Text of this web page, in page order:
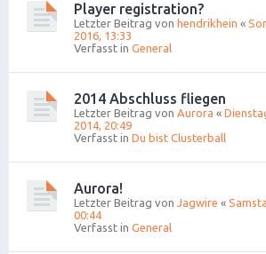
Player registration?
Letzter Beitrag von hendrikhein «
2016, 13:33
Verfasst in General
2014 Abschluss fliegen
Letzter Beitrag von Aurora «
2014, 20:49
Verfasst in Du bist Clusterball
Aurora!
Letzter Beitrag von Jagwire «
00:44
Verfasst in General